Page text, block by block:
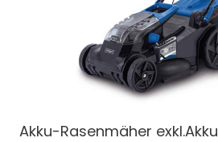
Akku-Rasenmäher exkl.Akku